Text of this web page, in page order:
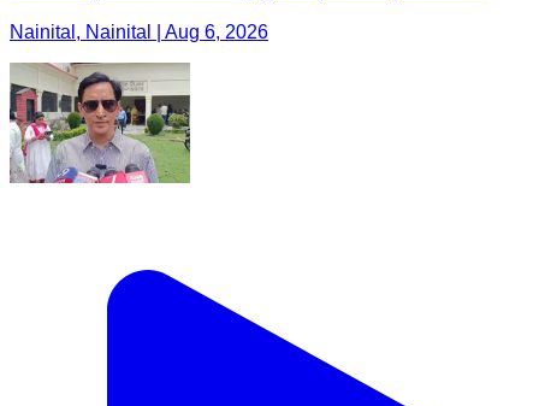
Nainital, Nainital | Aug 6, 2026